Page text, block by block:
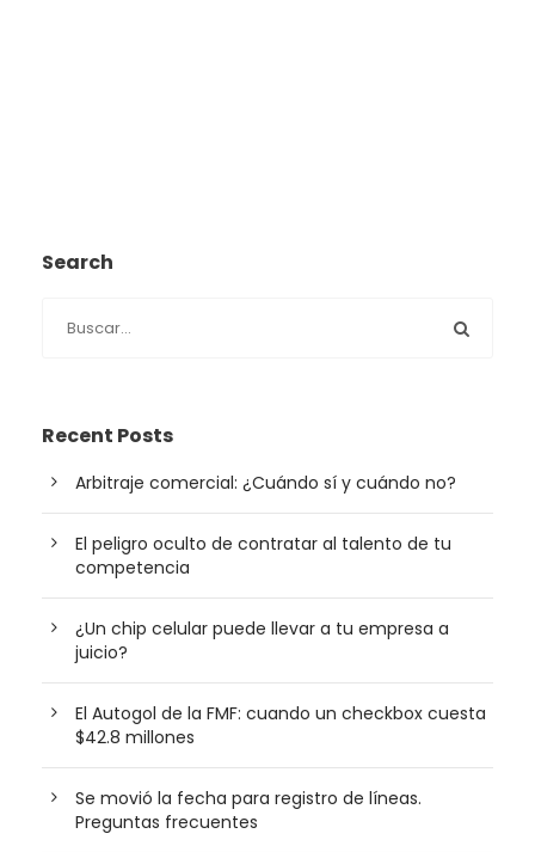
Search
Recent Posts
Arbitraje comercial: ¿Cuándo sí y cuándo no?
El peligro oculto de contratar al talento de tu
competencia
¿Un chip celular puede llevar a tu empresa a
juicio?
El Autogol de la FMF: cuando un checkbox cuesta
$42.8 millones
Se movió la fecha para registro de líneas.
Preguntas frecuentes